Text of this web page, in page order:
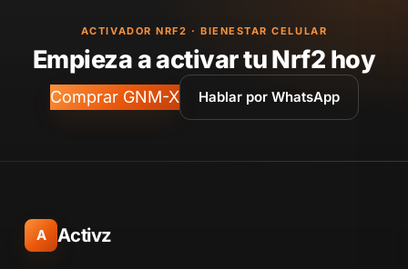
ACTIVADOR NRF2 · BIENESTAR CELULAR
Empieza a activar tu Nrf2 hoy
Comprar GNM-X Hablar por WhatsApp
A Activz